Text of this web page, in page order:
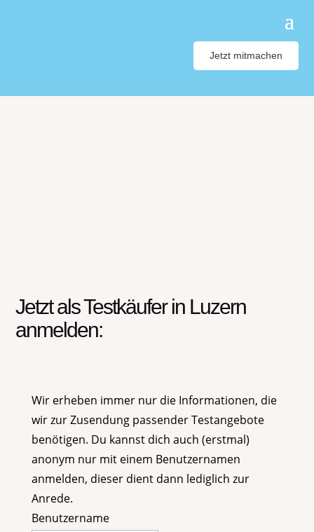
Jetzt mitmachen
Jetzt als Testkäufer in Luzern
anmelden:
Wir erheben immer nur die Informationen, die
wir zur Zusendung passender Testangebote
benötigen. Du kannst dich auch (erstmal)
anonym nur mit einem Benutzernamen
anmelden, dieser dient dann lediglich zur
Anrede.
Benutzername